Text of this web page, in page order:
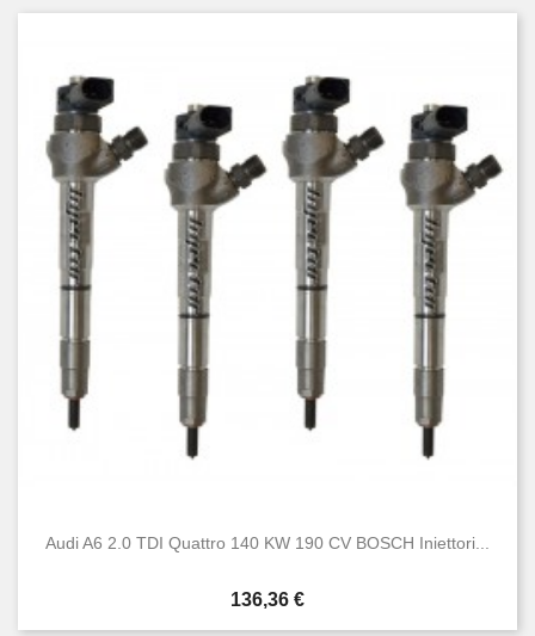
Audi A6 2.0 TDI Quattro 140 KW 190 CV BOSCH Iniettori...
Prezzo
136,36 €